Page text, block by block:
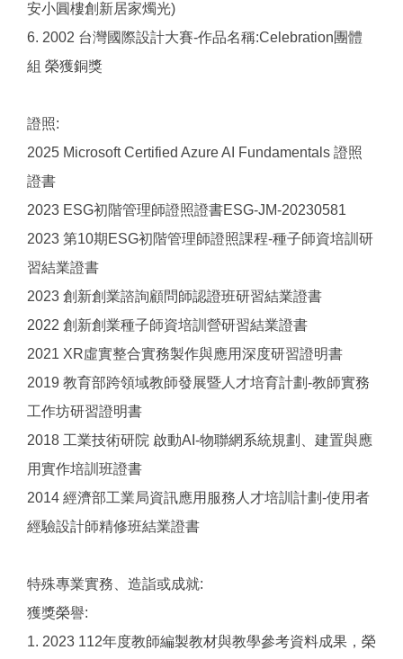
安小圓樓創新居家燭光)
6. 2002 台灣國際設計大賽-作品名稱:Celebration團體
組 榮獲銅獎
證照:
2025 Microsoft Certified Azure AI Fundamentals 證照
證書
2023 ESG初階管理師證照證書ESG-JM-20230581
2023 第10期ESG初階管理師證照課程-種子師資培訓研
習結業證書
2023 創新創業諮詢顧問師認證班研習結業證書
2022 創新創業種子師資培訓營研習結業證書
2021 XR虛實整合實務製作與應用深度研習證明書
2019 教育部跨領域教師發展暨人才培育計劃-教師實務
工作坊研習證明書
2018 工業技術研院 啟動AI-物聯網系統規劃、建置與應
用實作培訓班證書
2014 經濟部工業局資訊應用服務人才培訓計劃-使用者
經驗設計師精修班結業證書
特殊專業實務、造詣或成就:
獲獎榮譽:
1. 2023 112年度教師編製教材與教學參考資料成果，榮